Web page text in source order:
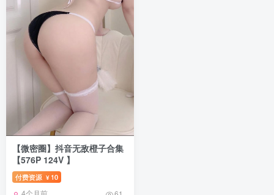
【微密圈】抖音无敌橙子合集
【576P 124V 】
付费资源 ¥ 10